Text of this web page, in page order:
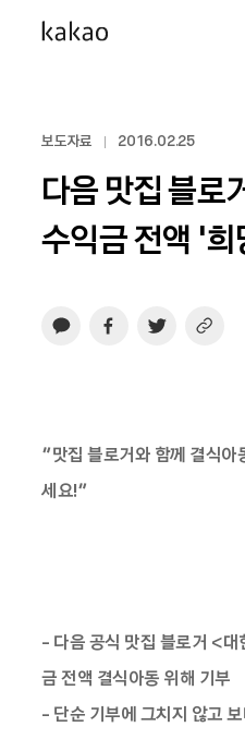
보도자료 2016.02.25
다음 맛집 블로
수익금 전액 ‘
“맛집 블로거와 함께 결식
세요!”
- 다음 공식 맛집 블로거 <
금 전액 결식아동 위해 기부
- 단순 기부에 그치지 않고